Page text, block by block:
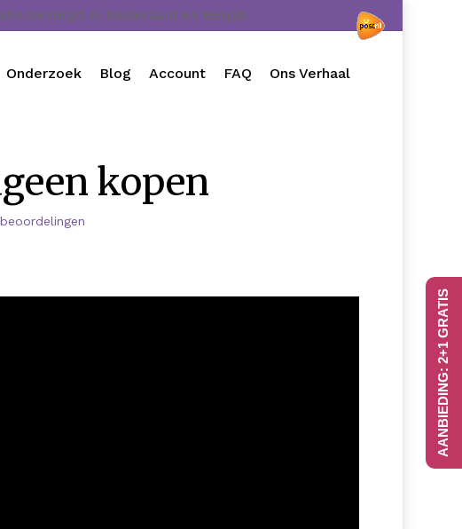
bezorgd in Nederland en België
Onderzoek Blog Account FAQ Ons Verhaal
kopen
AANBIEDING: 2+1 GRATIS